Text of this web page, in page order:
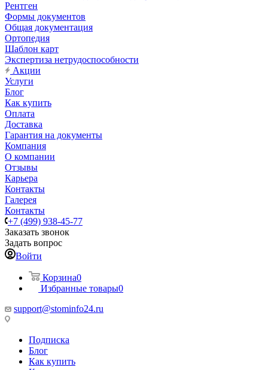
Рентген
Формы документов
Общая документация
Ортопедия
Шаблон карт
Экспертиза нетрудоспособности
Акции
Услуги
Блог
Как купить
Оплата
Доставка
Гарантия на документы
Компания
О компании
Отзывы
Карьера
Контакты
Галерея
Контакты
+7 (499) 938-45-77
Заказать звонок
Задать вопрос
Войти
Корзина0
Избранные товары0
support@stominfo24.ru
Подписка
Блог
Как купить